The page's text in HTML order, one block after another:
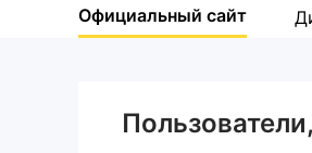
8
9
Официальный сайт